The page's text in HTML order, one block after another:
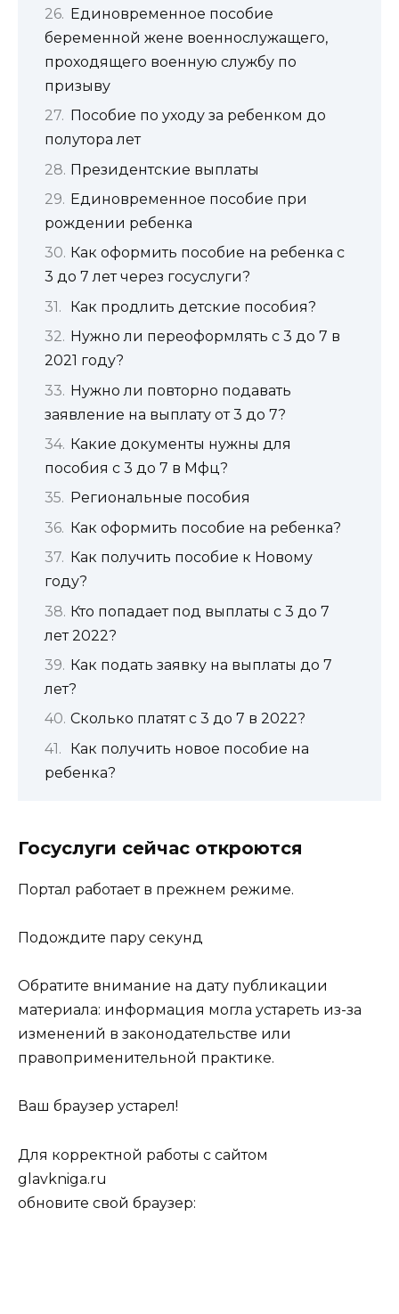
Единовременное пособие
беременной жене военнослужащего,
проходящего военную службу по
призыву
Пособие по уходу за ребенком до
полутора лет
Президентские выплаты
Единовременное пособие при
рождении ребенка
Как оформить пособие на ребенка с
3 до 7 лет через госуслуги?
Как продлить детские пособия?
Нужно ли переоформлять с 3 до 7 в
2021 году?
Нужно ли повторно подавать
заявление на выплату от 3 до 7?
Какие документы нужны для
пособия с 3 до 7 в Мфц?
Региональные пособия
Как оформить пособие на ребенка?
Как получить пособие к Новому
году?
Кто попадает под выплаты с 3 до 7
лет 2022?
Как подать заявку на выплаты до 7
лет?
Сколько платят с 3 до 7 в 2022?
Как получить новое пособие на
ребенка?
Госуслуги сейчас откроются
Портал работает в прежнем режиме.
Подождите пару секунд
Обратите внимание на дату публикации
материала: информация могла устареть из-за
изменений в законодательстве или
правоприменительной практике.
Ваш браузер устарел!
Для корректной работы c сайтом
glavkniga.ru
обновите свой браузер: